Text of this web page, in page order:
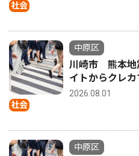
社会
社会
中原区
川崎市 熊本地
イトからクレ
2026.08.01
中原区